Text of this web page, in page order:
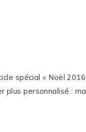
spécial « Noël
plus personnalisé :